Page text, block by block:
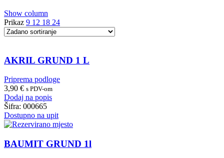
Show column
Prikaz 9 12 18 24
AKRIL GRUND 1 L
Priprema podloge
3,90 € s PDV-om
Dodaj na popis
Šifra: 000665
Dostupno na upit
BAUMIT GRUND 1l